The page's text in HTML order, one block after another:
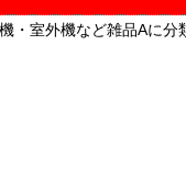
・室外機など雑品Aに分